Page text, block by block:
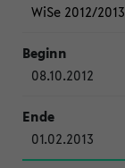
WiSe 2012/2013
08.10.2012
01.02.2013